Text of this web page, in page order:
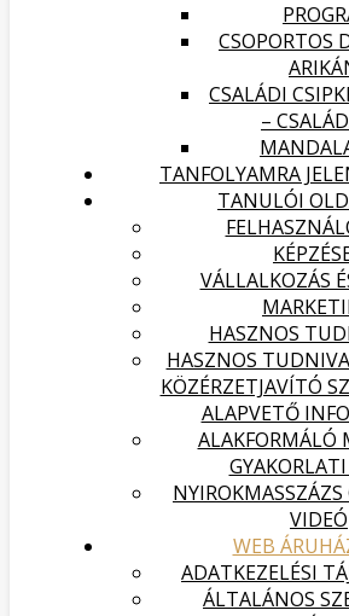
CSOPORTOS
CSALÁDI
–
TANFOLYAMRA
TANULÓI
VÁLLALKOZÁS
HASZNOS
HASZNOS
KÖZÉRZETJAVÍTÓ
ALAPVETŐ
ALAKFORMÁLÓ
NYIROKMASSZÁZS
VIDEÓ
WEB
ADATKEZELÉSI
ÁLTALÁNOS